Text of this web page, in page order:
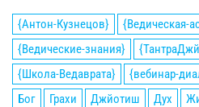
{Антон-Кузнецов}
{Ведическая-
{Ведические-знания}
{Школа-Ведаврата}
{вебинар-
Бог
Грахи Джйотиш Дух